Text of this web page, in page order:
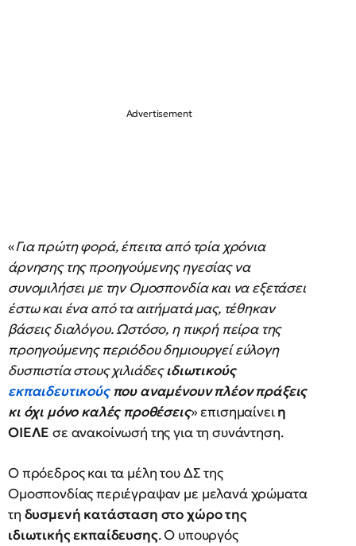
«Για πρώτη φορά, έπειτα από τρία χρόνια
άρνησης της προηγούμενης ηγεσίας να
συνομιλήσει με την Ομοσπονδία και να εξετάσει
έστω και ένα από τα αιτήματά μας, τέθηκαν
βάσεις διαλόγου. Ωστόσο, η πικρή πείρα της
προηγούμενης περιόδου δημιουργεί εύλογη
δυσπιστία στους χιλιάδεςιδιωτικούς
εκπαιδευτικούςπου αναμένουν πλέον πράξεις
κι όχι μόνο καλές προθέσεις» επισημαίνειη
ΟΙΕΛΕ σε ανακοίνωσή της για τη συνάντηση.
Ο πρόεδρος και τα μέλη του ΔΣ της
Ομοσπονδίας περιέγραψαν με μελανά χρώματα
τη δυσμενή κατάσταση στο χώρο της
ιδιωτικής εκπαίδευσης. Ο υπουργός